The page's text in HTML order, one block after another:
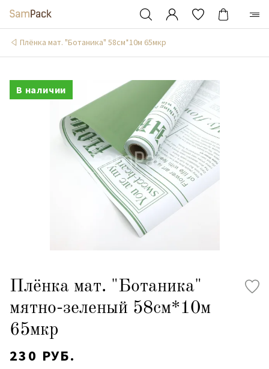
Плёнка мат. "Ботаника" 58см*10м 65мкр
В наличии
Плёнка мат. "Ботаника"
мятно-зеленый 58см*10м
65мкр
230 РУБ.